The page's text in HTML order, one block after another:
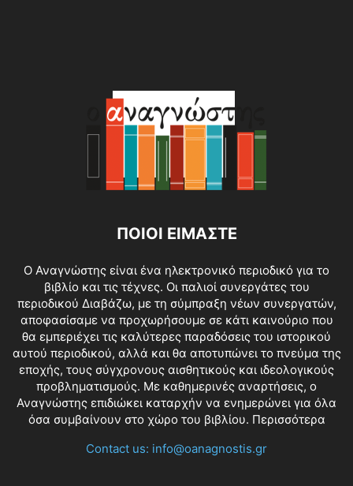
ΠΟΙΟΙ ΕΙΜΑΣΤΕ
O Αναγνώστης είναι ένα ηλεκτρονικό περιοδικό για το
βιβλίο και τις τέχνες. Οι παλιοί συνεργάτες του
περιοδικού Διαβάζω, με τη σύμπραξη νέων συνεργατών,
αποφασίσαμε να προχωρήσουμε σε κάτι καινούριο που
θα εμπεριέχει τις καλύτερες παραδόσεις του ιστορικού
αυτού περιοδικού, αλλά και θα αποτυπώνει το πνεύμα της
εποχής, τους σύγχρονους αισθητικούς και ιδεολογικούς
προβληματισμούς. Με καθημερινές αναρτήσεις, ο
Αναγνώστης επιδιώκει καταρχήν να ενημερώνει για όλα
όσα συμβαίνουν στο χώρο του βιβλίου. Περισσότερα
Contact us: info@oanagnostis.gr